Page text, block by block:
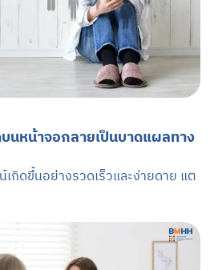
นหน้าจอกลายเป็นบาดแผลทาง
กิดขึ้นอย่างรวดเร็วและง่ายดาย แต